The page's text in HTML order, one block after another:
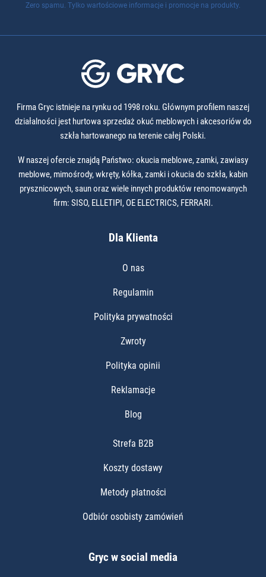
Zero spamu. Tylko wartościowe informacje i promocje na produkty.
Firma Gryc istnieje na rynku od 1998 roku. Głównym profilem naszej
działalności jest hurtowa sprzedaż okuć meblowych i akcesoriów do
szkła hartowanego na terenie całej Polski.
W naszej ofercie znajdą Państwo: okucia meblowe, zamki, zawiasy
meblowe, mimośrody, wkręty, kółka, zamki i okucia do szkła, kabin
prysznicowych, saun oraz wiele innych produktów renomowanych
firm: SISO, ELLETIPI, OE ELECTRICS, FERRARI.
Dla Klienta
O nas
Regulamin
Polityka prywatności
Zwroty
Polityka opinii
Reklamacje
Blog
Strefa B2B
Koszty dostawy
Metody płatności
Odbiór osobisty zamówień
Gryc w social media